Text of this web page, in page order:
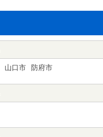
山口市 防府市